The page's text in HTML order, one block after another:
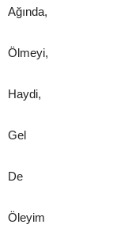
Ağında,
Ölmeyi,
Haydi,
Gel
De
Öleyim